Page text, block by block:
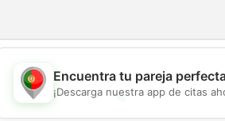
💖
Encuentra tu pareja
¡Descarga nuestra app de citas